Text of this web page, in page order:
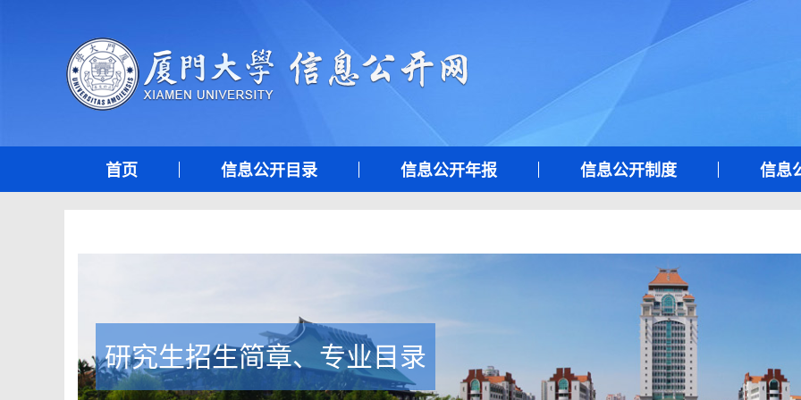
首页 信息公开目录 信息公开年报 信息公开制度 信息
研究生招生简章、专业目录